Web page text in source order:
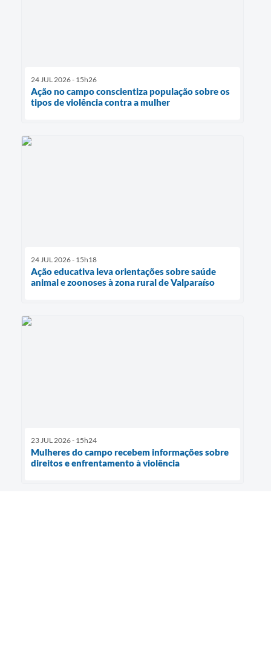
24 JUL 2026 - 15h26
Ação no campo conscientiza população sobre os
tipos de violência contra a mulher
24 JUL 2026 - 15h18
Ação educativa leva orientações sobre saúde
animal e zoonoses à zona rural de Valparaíso
23 JUL 2026 - 15h24
Mulheres do campo recebem informações sobre
direitos e enfrentamento à violência